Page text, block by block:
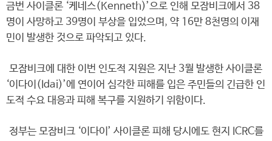
금번 사이클론 ‘케네스(Kenneth)’으로 인해 모잠비크에서 38
명이 사망하고 39명이 부상을 입었으며, 약 16만 8천명의 이재
민이 발생한 것으로 파악되고 있다.
모잠비크에 대한 이번 인도적 지원은 지난 3월 발생한 사이클론
‘이다이(Idai)’에 연이어 심각한 피해를 입은 주민들의 긴급한 인
도적 수요 대응과 피해 복구를 지원하기 위함이다.
정부는 모잠비크 ‘이다이’ 사이클론 피해 당시에도 현지 ICRC를